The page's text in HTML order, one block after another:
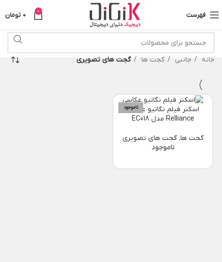
فهرست 0
0 تومان
خانه جانبی گجت ها گجت های تصویری
ناموجود
اسکنر فیلم نگاتیو عکاسی
Relliance مدل EC018
گجت ها,گجت های تصویری